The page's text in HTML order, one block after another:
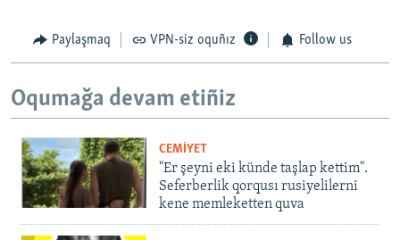
Paylaşmaq VPN-siz oquñız Follow us
Oqumağa devam etiñiz
CEMİYET
"Er şeyni eki künde taşlap kettim".
Seferberlik qorqusı rusiyelilerni
kene memleketten quva